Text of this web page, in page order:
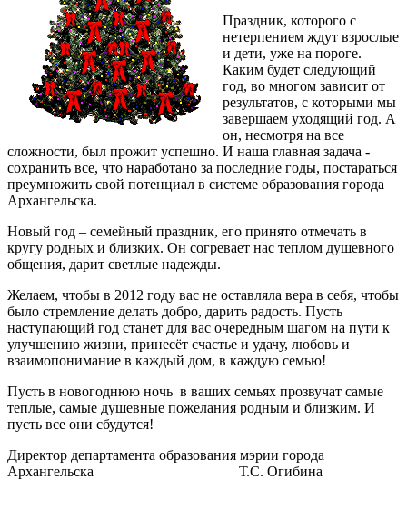
Праздник, которого с
нетерпением ждут взрослые
и дети, уже на пороге.
Каким будет следующий
год, во многом зависит от
результатов, с которыми мы
завершаем уходящий год. А
он, несмотря на все
сложности, был прожит успешно. И наша главная задача -
сохранить все, что наработано за последние годы, постараться
преумножить свой потенциал в системе образования города
Архангельска.
Новый год – семейный праздник, его принято отмечать в
кругу родных и близких. Он согревает нас теплом душевного
общения, дарит светлые надежды.
Желаем, чтобы в 2012 году вас не оставляла вера в себя, чтобы
было стремление делать добро, дарить радость. Пусть
наступающий год станет для вас очередным шагом на пути к
улучшению жизни, принесёт счастье и удачу, любовь и
взаимопонимание в каждый дом, в каждую семью!
Пусть в новогоднюю ночь в ваших семьях прозвучат самые
теплые, самые душевные пожелания родным и близким. И
пусть все они сбудутся!
Директор департамента образования мэрии города
Архангельска Т.С. Огибина